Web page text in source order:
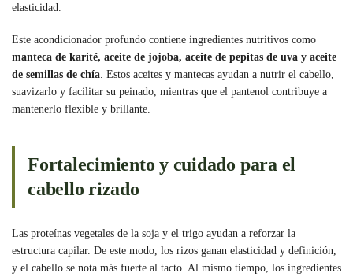
elasticidad.
Este acondicionador profundo contiene ingredientes nutritivos como
manteca de karité, aceite de jojoba, aceite de pepitas de uva y aceite
de semillas de chía. Estos aceites y mantecas ayudan a nutrir el cabello,
suavizarlo y facilitar su peinado, mientras que el pantenol contribuye a
mantenerlo flexible y brillante.
Fortalecimiento y cuidado para el
cabello rizado
Las proteínas vegetales de la soja y el trigo ayudan a reforzar la
estructura capilar. De este modo, los rizos ganan elasticidad y definición,
y el cabello se nota más fuerte al tacto. Al mismo tiempo, los ingredientes